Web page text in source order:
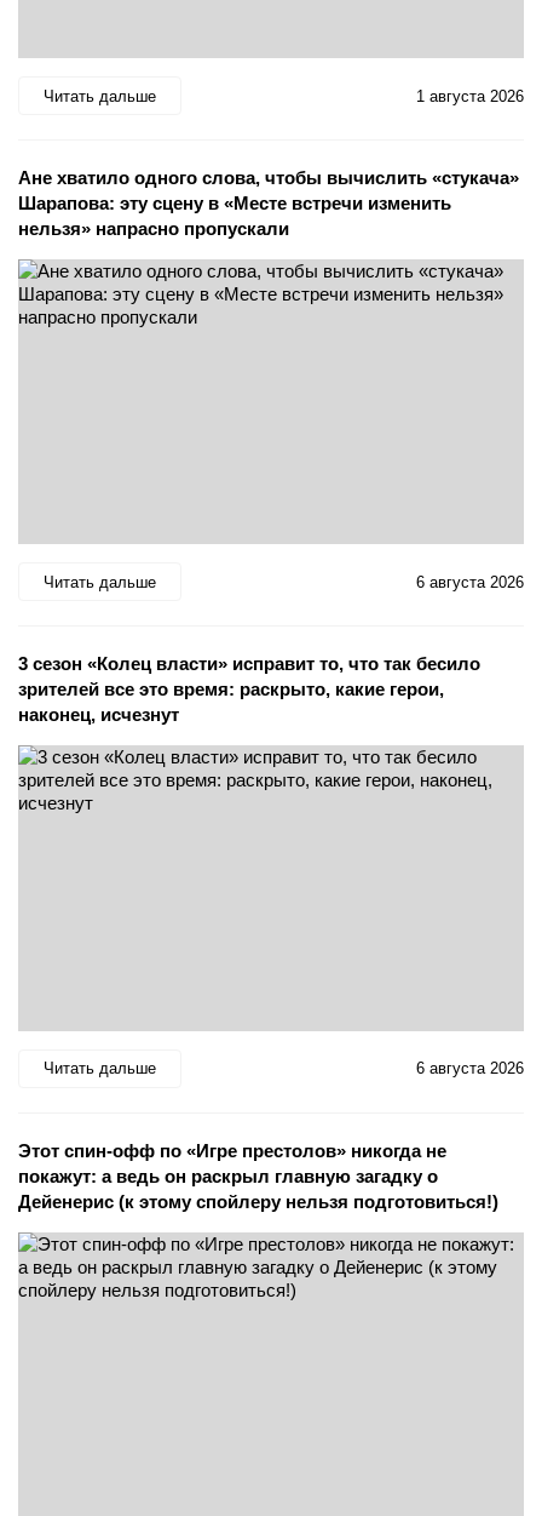
Читать дальше 1 августа 2026
Ане хватило одного слова, чтобы вычислить «стукача»
Шарапова: эту сцену в «Месте встречи изменить
нельзя» напрасно пропускали
Читать дальше 6 августа 2026
3 сезон «Колец власти» исправит то, что так бесило
зрителей все это время: раскрыто, какие герои,
наконец, исчезнут
Читать дальше 6 августа 2026
Этот спин-офф по «Игре престолов» никогда не
покажут: а ведь он раскрыл главную загадку о
Дейенерис (к этому спойлеру нельзя подготовиться!)